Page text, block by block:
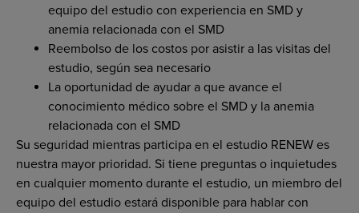
equipo del estudio con experiencia en SMD y
anemia relacionada con el SMD
Reembolso de los costos por asistir a las visitas del
estudio, según sea necesario
La oportunidad de ayudar a que avance el
conocimiento médico sobre el SMD y la anemia
relacionada con el SMD
Su seguridad mientras participa en el estudio RENEW es
nuestra mayor prioridad. Si tiene preguntas o inquietudes
en cualquier momento durante el estudio, un miembro del
equipo del estudio estará disponible para hablar con